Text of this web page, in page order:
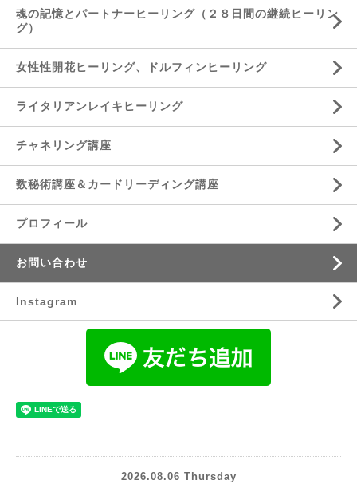
魂の記憶とパートナーヒーリング（２８日間の継続ヒーリン
グ）
女性性開花ヒーリング、ドルフィンヒーリング
ライタリアンレイキヒーリング
チャネリング講座
数秘術講座＆カードリーディング講座
プロフィール
お問い合わせ
Instagram
2026.08.06 Thursday